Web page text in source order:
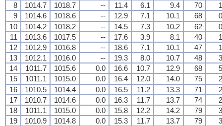
8
1014.7 1018.7 -- 11.4 6.1 9.4 70
9
1014.6 1018.6 -- 12.9 7.1 10.1 68
10
1014.2 1018.2 -- 14.5 7.3 10.2 62
11
1013.6 1017.5 -- 17.6 3.9 8.1 40
12
1012.9 1016.8 -- 18.6 7.1 10.1 47
13
1012.1 1016.0 -- 19.3 8.0 10.7 48
14
1011.7 1015.6 0.0 16.6 10.7 12.9 68
15
1011.1 1015.0 0.0 16.4 12.0 14.0 75
16
1010.5 1014.4 0.0 16.5 11.2 13.3 71
17
1010.7 1014.6 0.0 16.3 11.7 13.7 74
18
1011.1 1015.0 0.0 15.8 12.2 14.2 79
19
1010.9 1014.8 0.0 15.3 11.7 13.7 79